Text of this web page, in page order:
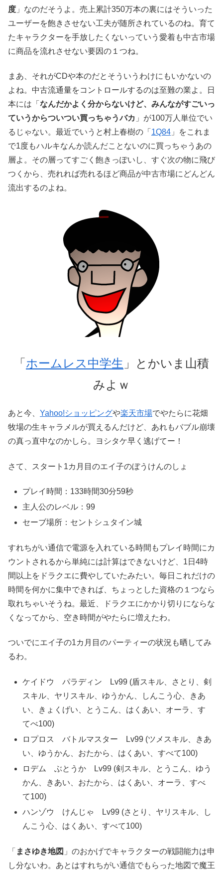
度 」なのだそうよ。売上累計350万本の裏にはそういった
ユーザーを飽きさせない工夫が随所されているのね。育て
たキャラクターを手放したくないっていう愛着も中古市場
に商品を流れさせない要因の１つね。
まあ、それがCDや本のだとそういうわけにもいかないの
よね。中古流通量をコントロールするのは至難の業よ。日
本には「 なんだかよく分からないけど、みんながすごいっ
ていうからついつい買っちゃうバカ 」が100万人単位でい
るじゃない。最近でいうと村上春樹の「 1Q84 」をこれま
で1度もハルキなんか読んだことないのに買っちゃうあの
層よ。その層ってすごく飽きっぽいし、すぐ次の物に飛び
つくから、売れれば売れるほど商品が中古市場にどんどん
流出するのよね。
「ホームレス中学生 」とかいま山積
みよｗ
あと今、 Yahoo!ショッピングや楽天市場でやたらに花畑
牧場の生キャラメルが買えるんだけど、あれもバブル崩壊
の真っ直中なのかしら。ヨシタケ早く逃げてー！
さて、スタート1カ月目のエイ子のぼうけんのしょ
プレイ時間：133時間30分59秒
主人公のレベル：99
セーブ場所：セントシュタイン城
すれちがい通信で電源を入れている時間もプレイ時間にカ
ウントされるから単純には計算はできないけど、1日4時
間以上をドラクエに費やしていたみたい。毎日これだけの
時間を何かに集中できれば、ちょっとした資格の１つなら
取れちゃいそうね。最近、ドラクエにかかり切りにならな
くなってから、空き時間がやたらに増えたわ。
ついでにエイ子の1カ月目のパーティーの状況も晒してみ
るわ。
ケイドウ パラディン Lv99 (盾スキル、さとり、剣
スキル、ヤリスキル、ゆうかん、しんこう心、きあ
い、きょくげい、とうこん、はくあい、オーラ、す
てべ100)
ロプロス バトルマスター Lv99 (ツメスキル、きあ
い、ゆうかん、おたから、はくあい、すべて100)
ロデム ぶとうか Lv99 (剣スキル、とうこん、ゆう
かん、きあい、おたから、はくあい、オーラ、すべ
て100)
ハンゾウ けんじゃ Lv99 (さとり、ヤリスキル、し
んこう心、はくあい、すべて100)
「 まさゆき地図 」のおかげでキャラクターの戦闘能力は申
し分ないわ。あとはすれちがい通信でもらった地図で魔王